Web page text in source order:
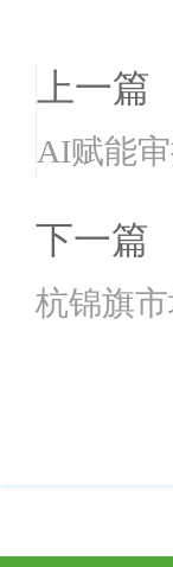
上一篇
AI赋能
下一篇
杭锦旗